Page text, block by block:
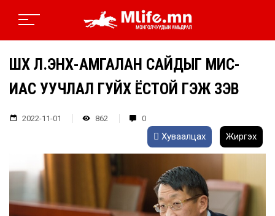
ШҮҮХ Л.ЭНХ-АМГАЛАН САЙДЫГ МҮИС-
ИАС УУЧЛАЛ ГУЙХ ЁСТОЙ ГЭЖ ҮЗЭВ
2022-11-01 862 0
Хуваалцах Жиргэх